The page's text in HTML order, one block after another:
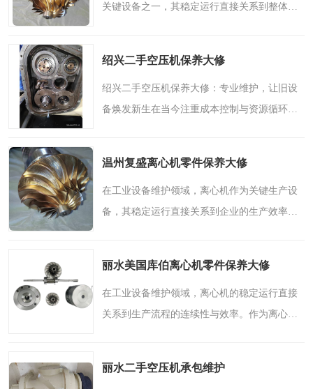
关键设备之一，其稳定运行直接关系到整体生
基础。在众多离心机..
绍兴二手空压机保养大修
绍兴二手空压机保养大修：专业维护，让旧设
备焕发新生在当今注重成本控制与资源循环利
算有限但有用气需求..
温州复盛离心机零件保养大修
在工业设备维护领域，离心机作为关键生产设
备，其稳定运行直接关系到企业的生产效率和
的重要因素。在众多..
丽水美国库伯离心机零件保养大修
在工业设备维护领域，离心机的稳定运行直接
关系到生产流程的连续性与效率。作为离心机
挥着关键作用。对于..
丽水二手空压机承包维护